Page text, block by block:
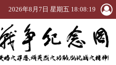
2026年8月7日 星期五 18:08:20